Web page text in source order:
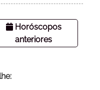
Horóscopos
anteriores